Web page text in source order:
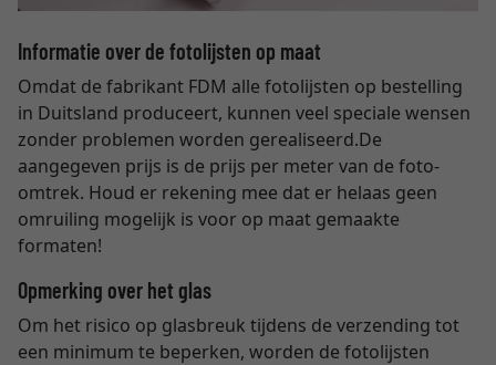
Informatie over de fotolijsten op maat
Omdat de fabrikant FDM alle fotolijsten op bestelling
in Duitsland produceert, kunnen veel speciale wensen
zonder problemen worden gerealiseerd.De
aangegeven prijs is de prijs per meter van de foto-
omtrek. Houd er rekening mee dat er helaas geen
omruiling mogelijk is voor op maat gemaakte
formaten!
Opmerking over het glas
Om het risico op glasbreuk tijdens de verzending tot
een minimum te beperken, worden de fotolijsten